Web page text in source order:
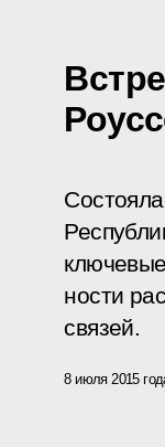
ности
связей.
8 июля 2015